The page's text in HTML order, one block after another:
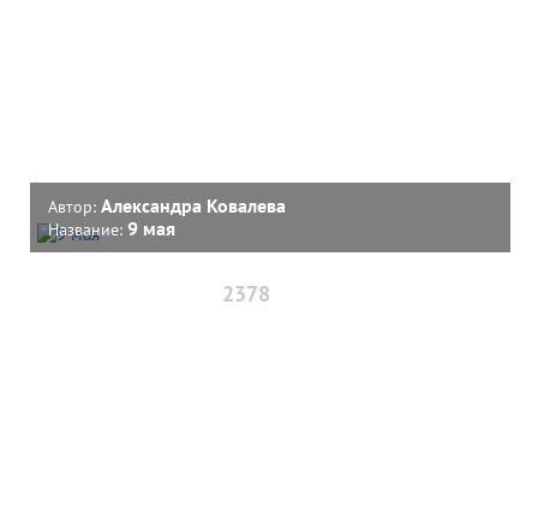
Автор: Александра Ковалева
Название: 9 мая
2378